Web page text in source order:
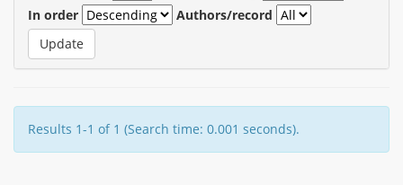
In order
Authors/record
Results 1-1 of 1 (Search time: 0.001 seconds).